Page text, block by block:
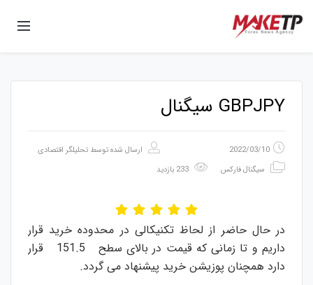
GBPJPY سیگنال
2022/03/10 ارسال شده توسط تحلیلگر اقتصادی
سیگنال فارکس
در حال حاضر از لحاظ تکنیکالی در محدوده خرید قرار
داریم و تا زمانی که قیمت در بالای سطح 151.5 قرار
دارد همچنان پوزیشن خرید پیشنهاد می گردد.